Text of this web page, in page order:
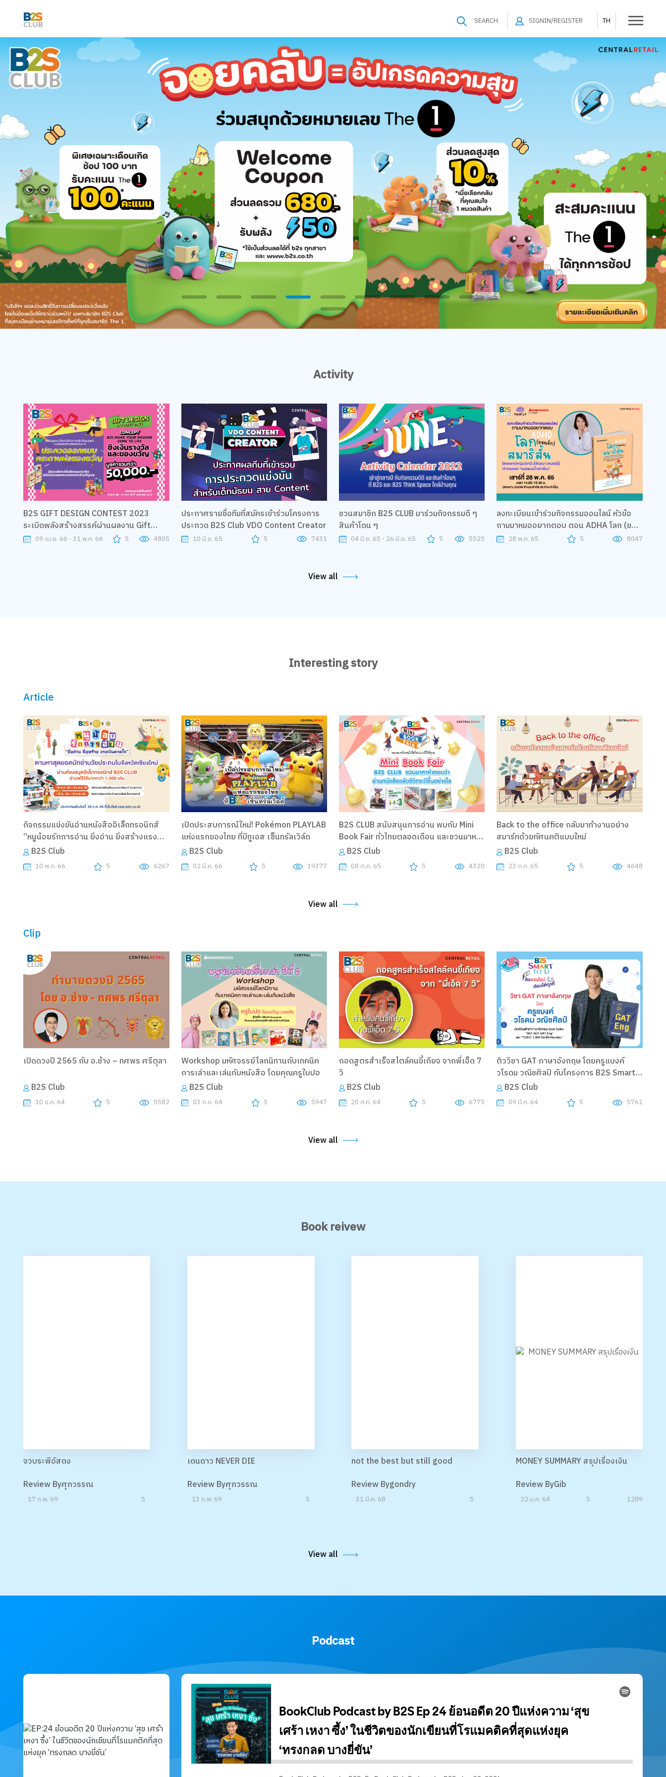
SEARCH SIGNIN/REGISTER TH
Activity
B2S GIFT DESIGN CONTEST 2023
ระเบิดพลังสร้างสรรค์ผ่านผลงาน Gift
Wrapping Set
09 เม.ย. 66 - 31 พ.ค. 66 5 4805
ประกาศรายชื่อทีมที่สมัครเข้าร่วมโครงการ
ประกวด B2S Club VDO Content Creator
10 มิ.ย. 65 5 7431
ชวนสมาชิก B2S CLUB มาร่วมกิจกรรมดี ๆ
สินค้าโดน ๆ
04 มิ.ย. 65 - 26 มิ.ย. 65 5 5525
ลงทะเบียนเข้าร่วมกิจกรรมออนไลน์ หัวข้อ
ถามมาหมออยากตอบ ตอน ADHA โลก (ของ
เด็ก) สมาธิสั้น กับคุณหมอมีมี่ - แพทย์หญิง
28 พ.ค. 65 5 8047
View all
Interesting story
Article
กิจกรรมแข่งขันอ่านหนังสืออิเล็กทรอนิกส์
“หนูน้อยรักการอ่าน ยิ่งอ่าน ยิ่งสร้างแรง
บันดาลใจ”
B2S Club
10 พ.ค. 66 5 6267
เปิดประสบการณ์ใหม่! Pokémon PLAYLAB
แห่งแรกของไทย ที่บีทูเอส เซ็นทรัลเวิล์ด
B2S Club
02 มี.ค. 66 5 19377
B2S CLUB สนับสนุนการอ่าน พบกับ Mini
Book Fair ทั่วไทยตลอดเดือน และชวนมาหา
คำตอบว่าอ่านหนังสือแล้วชีวิตจะดีขึ้น
อย่างไร
B2S Club
08 ต.ค. 65 5 4320
Back to the office กลับมาทำงานอย่าง
สมาร์ทด้วยทัศนคติแบบใหม่
B2S Club
23 ก.ค. 65 5 4648
View all
Clip
เปิดดวงปี 2565 กับ อ.ช้าง – ทศพร ศรีตุลา
B2S Club
10 ธ.ค. 64 5 5582
Workshop มหัศจรรย์โลกนิทานกับเทคนิค
การเล่าและเล่นกับหนังสือ โดยคุณครูใบปอ
B2S Club
03 ก.ย. 64 5 5947
ถอดสูตรสำเร็จสไตล์คนขี้เกียจ จากพี่เอ็ด 7
วิ
B2S Club
20 ส.ค. 64 5 6775
ติววิชา GAT ภาษาอังกฤษ โดยครูแบงค์
วโรดม วณิชศิลป์ กับโครงการ B2S Smart
to UB2S Club
09 มี.ค. 64 5 5761
View all
Book reivew
จวบระพีอัสดง
Review Byศุภวรรณ
17 ก.พ. 69 5
เดนดาว NEVER DIE
Review Byศุภวรรณ
13 ก.พ. 69 5
not the best but still good
Review Bygondry
31 มี.ค. 68 5
MONEY SUMMARY สรุปเรื่องเงิน
Review ByGib
22 ม.ค. 64 5 1289
View all
Podcast